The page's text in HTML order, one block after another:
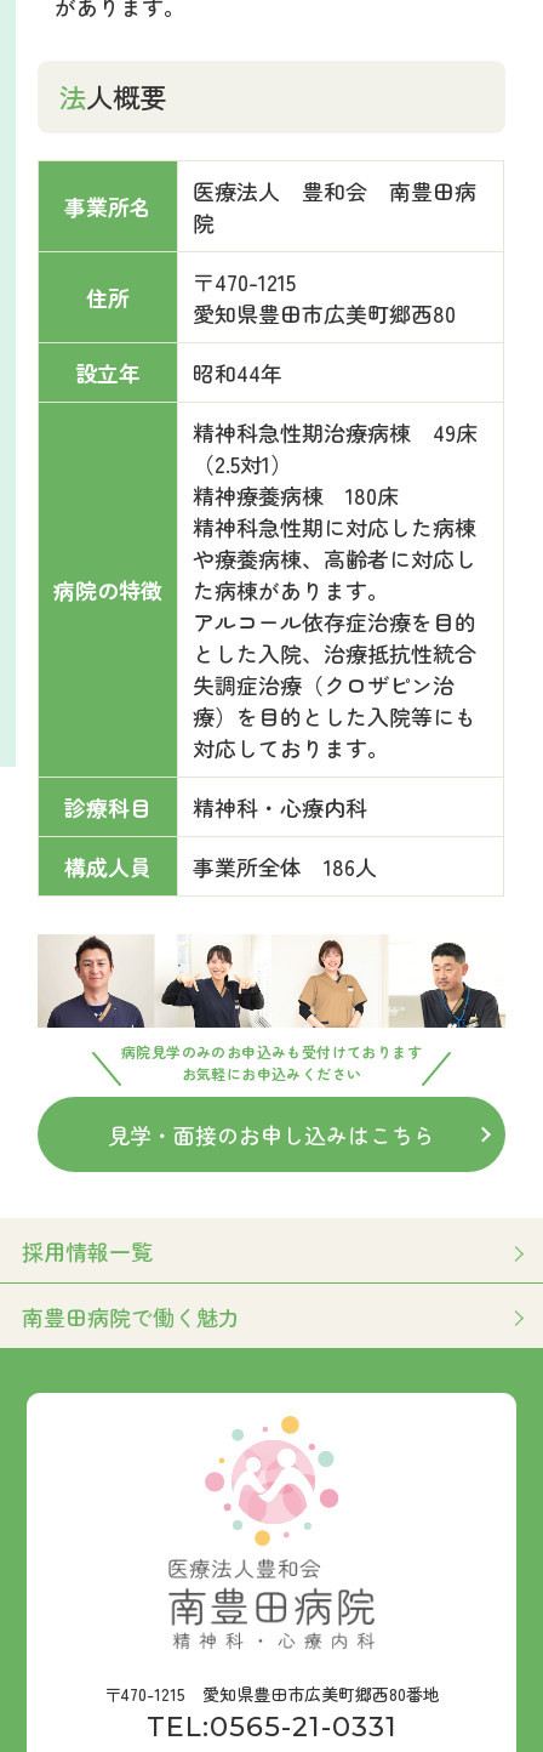
採用情報一覧
南豊田病院で働く魅力
があります。
法人概要
事業所名
医療法人 豊和会 南豊田病
院
住所
〒470-1215
愛知県豊田市広美町郷西80
設立年
昭和44年
病院の特徴
精神科急性期治療病棟 49床
（2.5対1）
精神療養病棟 180床
精神科急性期に対応した病棟
や療養病棟、高齢者に対応し
た病棟があります。
アルコール依存症治療を目的
とした入院、治療抵抗性統合
失調症治療（クロザピン治
療）を目的とした入院等にも
対応しております。
診療科目
精神科・心療内科
構成人員
事業所全体 186人
病院見学のみのお申込みも受付けております
お気軽にお申込みください
見学・面接のお申し込みはこちら
〒470-1215 愛知県豊田市広美町郷西80番地
TEL:0565-21-0331